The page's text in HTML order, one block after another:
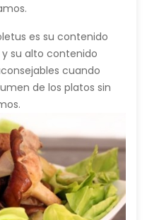
es su contenido
su alto contenido
cuando
de los platos sin